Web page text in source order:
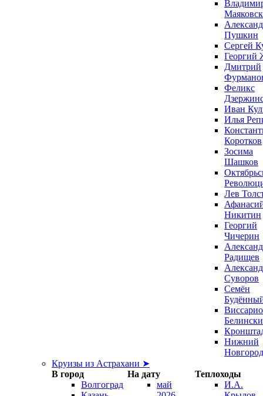
Пушкин
Сергей
Георгий
Дмитрий
Феликс
Иван
Илья
Коротков
Зосима
Шашков
Лев
Никитин
Георгий
Чичерин
Радищев
Суворов
Семён
Нижний
Новгород
Круизы из Астрахани ➤
В город
На дату
Теплоходы
Волгоград
май
И.А.